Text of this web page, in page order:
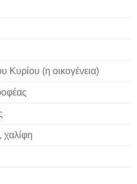
Κυρίου (η οικογένεια)
χαλίφη